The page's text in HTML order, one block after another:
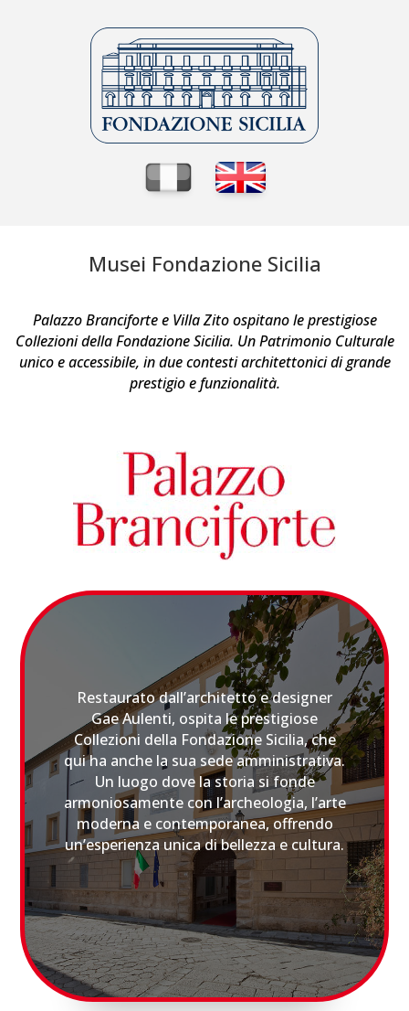
Musei Fondazione Sicilia
Palazzo Branciforte e Villa Zito ospitano le prestigiose
Collezioni della Fondazione Sicilia. Un Patrimonio Culturale
unico e accessibile, in due contesti architettonici di grande
prestigio e funzionalità.
Restaurato dall’architetto e designer
Gae Aulenti, ospita le prestigiose
Collezioni della Fondazione Sicilia, che
qui ha anche la sua sede amministrativa.
Un luogo dove la storia si fonde
armoniosamente con l’archeologia, l’arte
moderna e contemporanea, offrendo
un’esperienza unica di bellezza e cultura.